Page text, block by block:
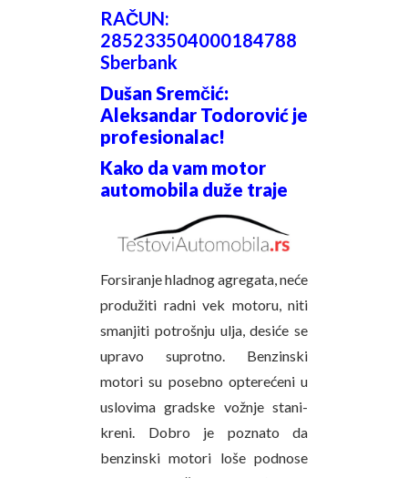
RAČUN:
285233504000184788
Sberbank
Dušan Sremčić:
Aleksandar Todorović je
profesionalac!
Kako da vam motor
automobila duže traje
Forsiranje hladnog agregata, neće
produžiti radni vek motoru, niti
smanjiti potrošnju ulja, desiće se
upravo suprotno. Benzinski
motori su posebno opterećeni u
uslovima gradske vožnje stani-
kreni. Dobro je poznato da
benzinski motori loše podnose